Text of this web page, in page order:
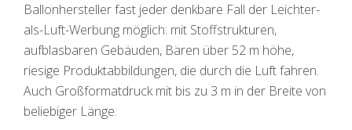
Ballonhersteller fast jeder denkbare Fall der Leichter-
als-Luft-Werbung möglich: mit Stoffstrukturen,
aufblasbaren Gebäuden, Bären über 52 m höhe,
riesige Produktabbildungen, die durch die Luft fahren.
Auch Großformatdruck mit bis zu 3 m in der Breite von
beliebiger Länge.